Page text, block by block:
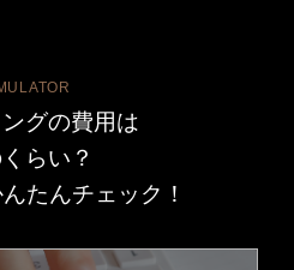
グの費用は
らい？
たんチェック！